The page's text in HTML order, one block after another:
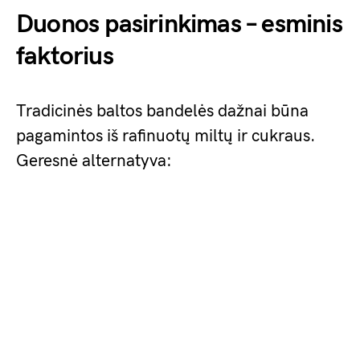
Duonos pasirinkimas – esminis
faktorius
Tradicinės baltos bandelės dažnai būna
pagamintos iš rafinuotų miltų ir cukraus.
Geresnė alternatyva: